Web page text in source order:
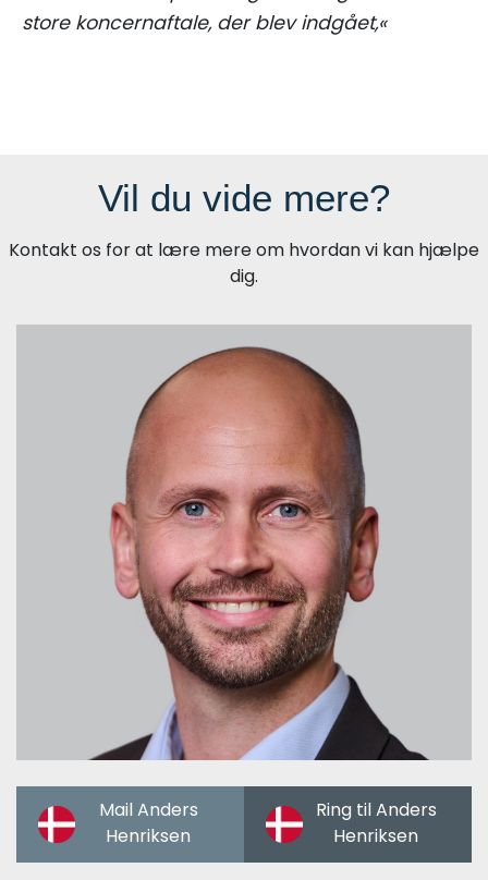
store koncernaftale, der blev indgået,«
Vil du vide mere?
Kontakt os for at lære mere om hvordan vi kan hjælpe
dig.
Mail Anders
Henriksen
Ring til Anders
Henriksen